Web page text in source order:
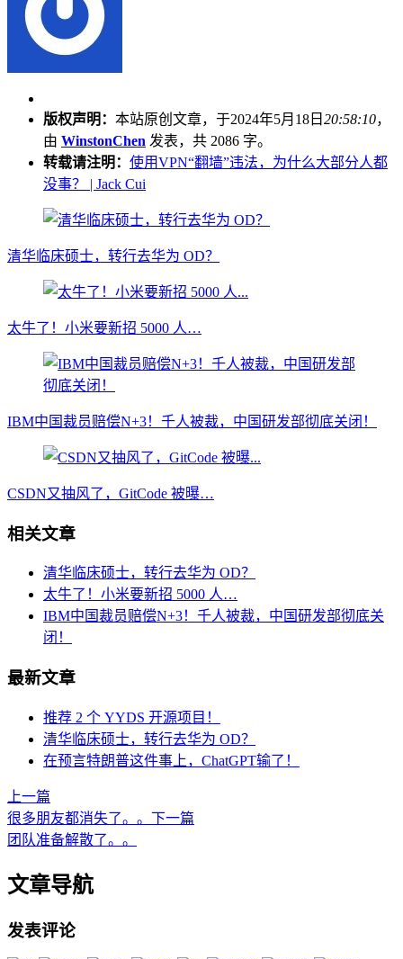
版权声明： 本站原创文章，于2024年5月18日 20:58:10，
由 WinstonChen 发表，共 2086 字。
转载请注明： 使用VPN“翻墙”违法，为什么大部分人都
没事？ | Jack Cui
清华临床硕士，转行去华为 OD？
太牛了！小米要新招 5000 人…
IBM中国裁员赔偿N+3！千人被裁，中国研发部彻底关闭！
CSDN又抽风了，GitCode 被曝…
相关文章
清华临床硕士，转行去华为 OD？
太牛了！小米要新招 5000 人…
IBM中国裁员赔偿N+3！千人被裁，中国研发部彻底关
闭！
最新文章
推荐 2 个 YYDS 开源项目！
清华临床硕士，转行去华为 OD？
在预言特朗普这件事上，ChatGPT输了！
上一篇
很多朋友都消失了。。 下一篇
团队准备解散了。。
文章导航
发表评论